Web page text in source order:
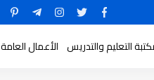
التعليم والتدريس الأعمال العامة